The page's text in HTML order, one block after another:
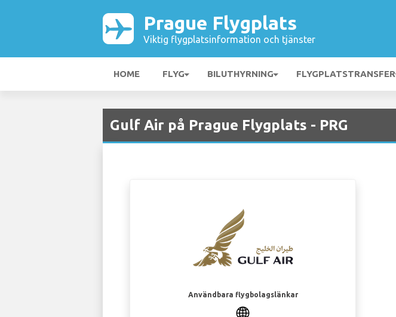
Prague Flygplats
Viktig flygplatsinformation och tjänster
HOME FLYG BILUTHYRNING FLYGPLATSTRANSFER
Gulf Air på Prague Flygplats - PRG
Användbara flygbolagslänkar